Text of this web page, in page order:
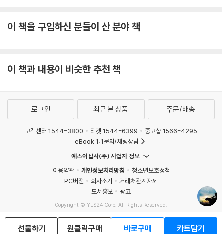
이 책을 구입하신 분들이 산 분야 책
이 책과 내용이 비슷한 추천 책
선물하기 원클릭구매 바로구매 카트담기
로그인 최근 본 상품 주문/배송
고객센터 1544-3800 티켓 1544-6399
중고샵 1566-4295
eBook 1:1문의/채팅상담
예스이십사(주) 사업자 정보
이용약관
개인정보처리방침
청소년보호정책
PC버전
회사소개
거래처관계자께
도서홍보
광고
Copyright © YES24 Corp. All Rights Reserved.